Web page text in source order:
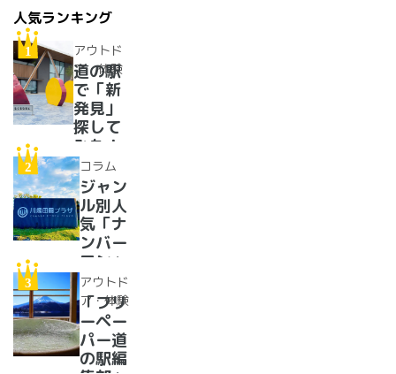
開設い
たしま
した！
人気ランキング
アウトド
ア・体験
道の駅
で「新
発見」
探して
みた！
イベン
トに巨
大グル
メ、ご
当地ス
イーツ
まで
【2024
年最新
情報】
コラム
ジャン
ル別人
気「ナ
ンバー
ワン」
道の駅
紹介。
フリー
ペーパ
ー道の
アウトド
ア・体験
「フリ
ーペー
パー道
の駅編